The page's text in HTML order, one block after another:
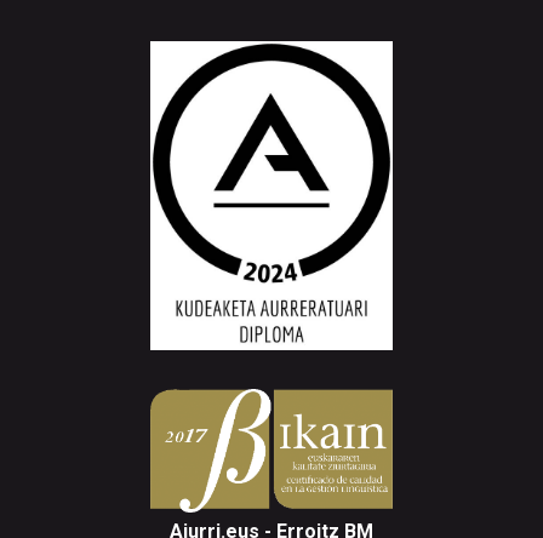
Aiurri.eus - Erroitz BM